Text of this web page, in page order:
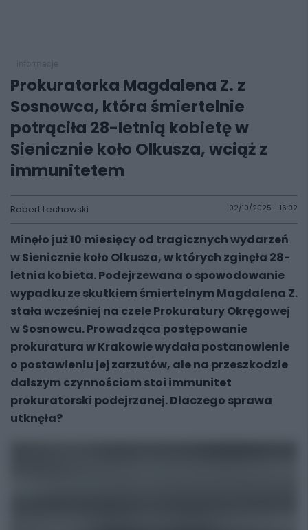
Prokuratorka Magdalena Z. z
Sosnowca, która śmiertelnie
potrąciła 28-letnią kobietę w
Sienicznie koło Olkusza, wciąż z
immunitetem
Robert Lechowski 02/10/2025 - 16:02
Minęło już 10 miesięcy od tragicznych wydarzeń
w Sienicznie koło Olkusza, w których zginęła 28-
letnia kobieta. Podejrzewana o spowodowanie
wypadku ze skutkiem śmiertelnym Magdalena Z.
stała wcześniej na czele Prokuratury Okręgowej
w Sosnowcu. Prowadząca postępowanie
prokuratura w Krakowie wydała postanowienie
o postawieniu jej zarzutów, ale na przeszkodzie
dalszym czynnościom stoi immunitet
prokuratorski podejrzanej. Dlaczego sprawa
utknęła?